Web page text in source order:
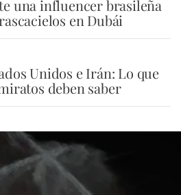
una influencer brasileña
en Dubái
Unidos e Irán: Lo que
deben saber